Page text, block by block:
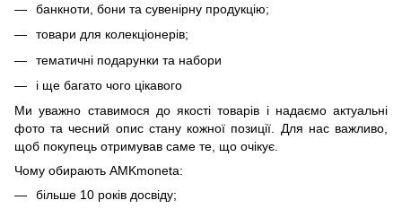
банкноти, бони та сувенірну продукцію;
товари для колекціонерів;
тематичні подарунки та набори
і ще багато чого цікавого
Ми уважно ставимося до якості товарів і надаємо актуальні
фото та чесний опис стану кожної позиції. Для нас важливо,
щоб покупець отримував саме те, що очікує.
Чому обирають AMKmoneta:
більше 10 років досвіду;